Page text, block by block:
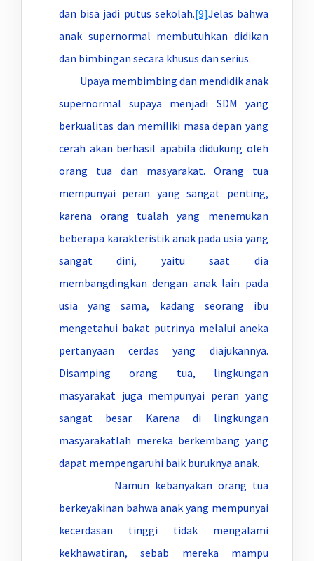
dan bisa jadi putus sekolah.[9]Jelas bahwa
anak supernormal membutuhkan didikan
dan bimbingan secara khusus dan serius.
Upaya membimbing dan mendidik anak
supernormal supaya menjadi SDM yang
berkualitas dan memiliki masa depan yang
cerah akan berhasil apabila didukung oleh
orang tua dan masyarakat. Orang tua
mempunyai peran yang sangat penting,
karena orang tualah yang menemukan
beberapa karakteristik anak pada usia yang
sangat dini, yaitu saat dia
membangdingkan dengan anak lain pada
usia yang sama, kadang seorang ibu
mengetahui bakat putrinya melalui aneka
pertanyaan cerdas yang diajukannya.
Disamping orang tua, lingkungan
masyarakat juga mempunyai peran yang
sangat besar. Karena di lingkungan
masyarakatlah mereka berkembang yang
dapat mempengaruhi baik buruknya anak.
Namun kebanyakan orang tua
berkeyakinan bahwa anak yang mempunyai
kecerdasan tinggi tidak mengalami
kekhawatiran, sebab mereka mampu